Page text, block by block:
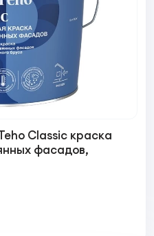
Classic краска
фасадов,